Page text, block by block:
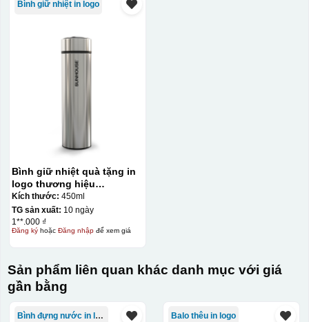
Bình giữ nhiệt in logo
Bình giữ nhiệt quà tặng in
logo thương hiệu
Sunhouse 450ml KQ-BGN30
Kích thước: 450ml
TG sản xuất: 10 ngày
1**.000 ₫
Đăng kýhoặc Đăng nhậpđể xem giá
Sản phẩm liên quan khác danh mục với giá
gần bằng
Bình đựng nước in logo Balo thêu in logo